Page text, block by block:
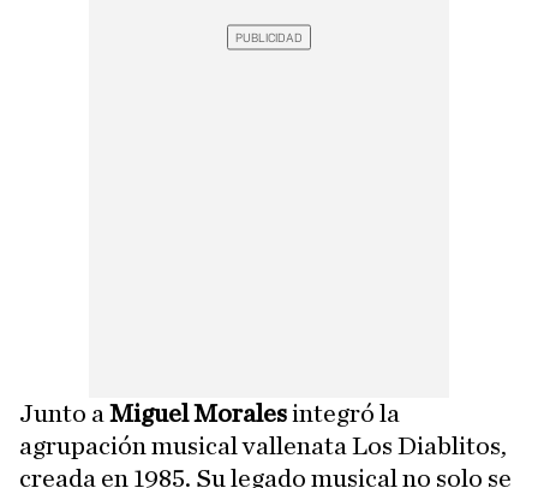
Junto a Miguel Moralesintegró la
agrupación musical vallenata Los Diablitos,
creada en 1985. Su legado musical no solo se